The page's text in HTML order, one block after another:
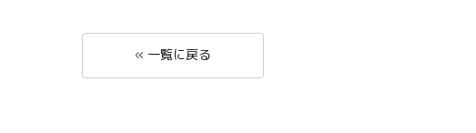
« 一覧に戻る